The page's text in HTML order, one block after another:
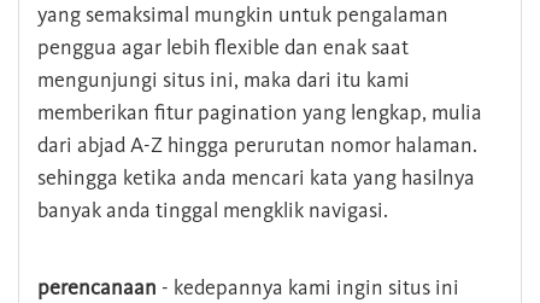
yang semaksimal mungkin untuk pengalaman
penggua agar lebih flexible dan enak saat
mengunjungi situs ini, maka dari itu kami
memberikan fitur pagination yang lengkap, mulia
dari abjad A-Z hingga perurutan nomor halaman.
sehingga ketika anda mencari kata yang hasilnya
banyak anda tinggal mengklik navigasi.
perencanaan - kedepannya kami ingin situs ini